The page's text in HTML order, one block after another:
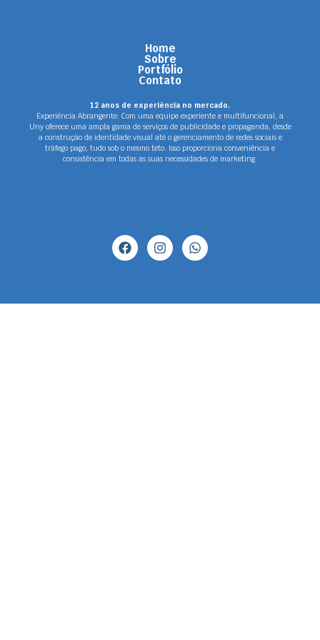
Home
Sobre
Portfólio
Contato
12 anos de experiência no mercado.
Experiência Abrangente: Com uma equipe experiente e multifuncional, a
Uny oferece uma ampla gama de serviços de publicidade e propaganda, desde
a construção de identidade visual até o gerenciamento de redes sociais e
tráfego pago, tudo sob o mesmo teto. Isso proporciona conveniência e
consistência em todas as suas necessidades de marketing.